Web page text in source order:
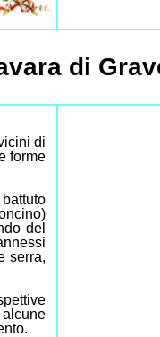
di
di
forme
del
serra,